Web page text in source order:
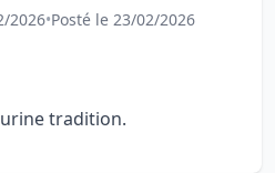
2026•Posté le 23/02/2026
tradition.